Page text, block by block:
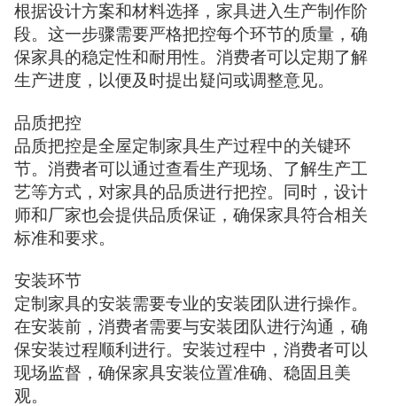
根据设计方案和材料选择，家具进入生产制作阶
段。这一步骤需要严格把控每个环节的质量，确
保家具的稳定性和耐用性。消费者可以定期了解
生产进度，以便及时提出疑问或调整意见。
品质把控
品质把控是全屋定制家具生产过程中的关键环
节。消费者可以通过查看生产现场、了解生产工
艺等方式，对家具的品质进行把控。同时，设计
师和厂家也会提供品质保证，确保家具符合相关
标准和要求。
安装环节
定制家具的安装需要专业的安装团队进行操作。
在安装前，消费者需要与安装团队进行沟通，确
保安装过程顺利进行。安装过程中，消费者可以
现场监督，确保家具安装位置准确、稳固且美
观。